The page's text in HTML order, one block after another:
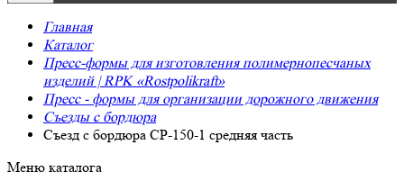
Главная
Каталог
Пресс-формы для изготовления полимернопесчаных
изделий | RPK «Rostpolikraft»
Пресс - формы для организации дорожного движения
Съезды с бордюра
Съезд с бордюра СР-150-1 средняя часть
Меню каталога